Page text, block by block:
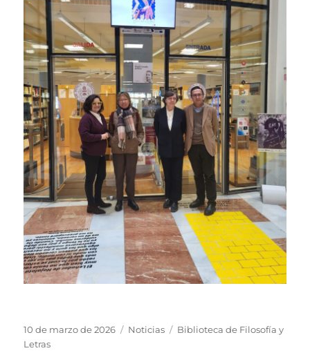
Publicado
el
10 de marzo de 2026 Categorías
Noticias Etiquetas
Biblioteca de Filosofía y
Letras